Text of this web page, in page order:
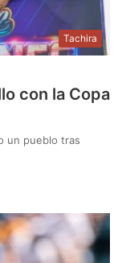
Tachira
con la Copa
un pueblo tras